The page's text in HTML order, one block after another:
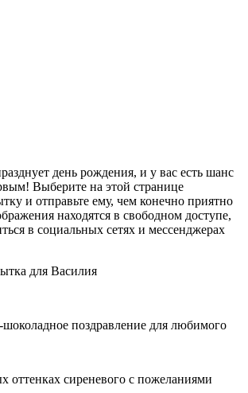
день рождения, и у вас есть шанс
Выберите на этой странице
и отправьте ему, чем конечно приятно
находятся в свободном доступе,
в социальных сетях и мессенджерах
для Василия
поздравление для любимого
оттенках сиреневого с пожеланиями